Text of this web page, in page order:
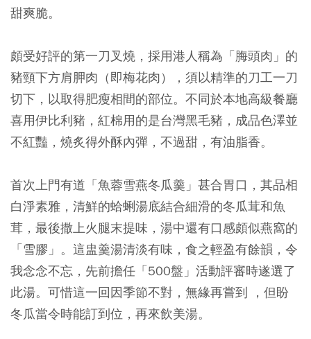
甜爽脆。
頗受好評的第一刀叉燒，採用港人稱為「脢頭肉」的
豬頸下方肩胛肉（即梅花肉），須以精準的刀工一刀
切下，以取得肥瘦相間的部位。不同於本地高級餐廳
喜用伊比利豬，紅棉用的是台灣黑毛豬，成品色澤並
不紅豔，燒炙得外酥內彈，不過甜，有油脂香。
首次上門有道「魚蓉雪燕冬瓜羹」甚合胃口，其品相
白淨素雅，清鮮的蛤蜊湯底結合細滑的冬瓜茸和魚
茸，最後撒上火腿末提味，湯中還有口感頗似燕窩的
「雪膠」。這盅羹湯清淡有味，食之輕盈有餘韻，令
我念念不忘，先前擔任「500盤」活動評審時遂選了
此湯。可惜這一回因季節不對，無緣再嘗到 ，但盼
冬瓜當令時能訂到位，再來飲美湯。